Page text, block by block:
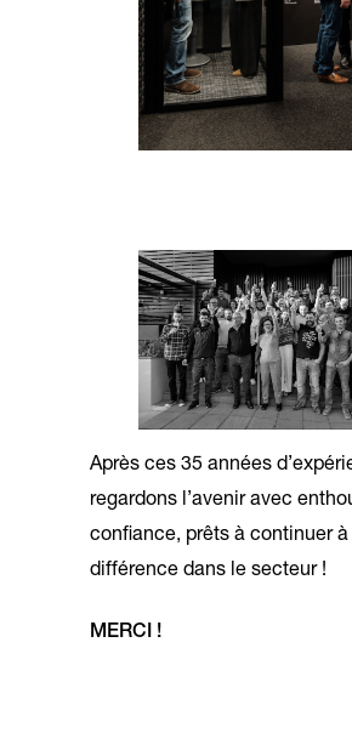
Après ces 35 années
regardons l’avenir avec
confiance, prêts à continuer
différence dans le secteur !
MERCI !